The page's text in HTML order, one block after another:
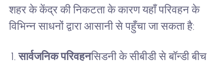
शहर के केंद्र की निकटता के कारण यहाँ परिवहन के
विभिन्न साधनों द्वारा आसानी से पहुँचा जा सकता है:
सार्वजनिक परिवहनसिडनी के सीबीडी से बॉन्डी बीच